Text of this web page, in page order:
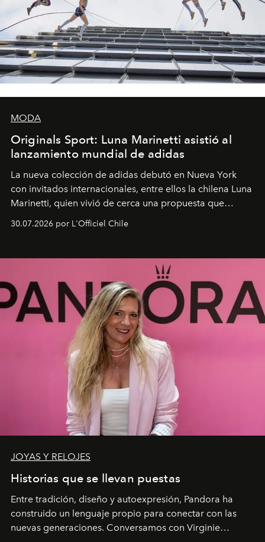
MODA
Originals Sport: Luna Marinetti asistió al
lanzamiento mundial de adidas
La nueva colección de adidas debutó en Nueva York
con invitados internacionales, entre ellos la chilena Luna
Marinetti, quien vivió de cerca una propuesta que
30.07.2026 por L'Officiel Chile
JOYAS Y RELOJES
Historias que se llevan puestas
Entre tradición, diseño y autoexpresión, Pandora ha
construido un lenguaje propio para conectar con las
nuevas generaciones. Conversamos con Virginie